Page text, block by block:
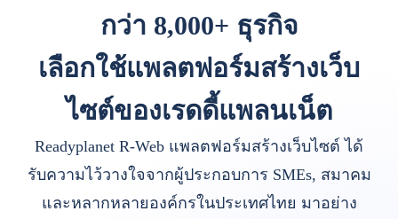
กว่า 8,000+ ธุรกิจ
เลือกใช้แพลตฟอร์มสร้างเว็บ
ไซต์ของเรดดี้แพลนเน็ต
Readyplanet R-Web แพลตฟอร์มสร้างเว็บไซต์ ได้
รับความไว้วางใจจากผู้ประกอบการ SMEs, สมาคม
และหลากหลายองค์กรในประเทศไทย มาอย่าง